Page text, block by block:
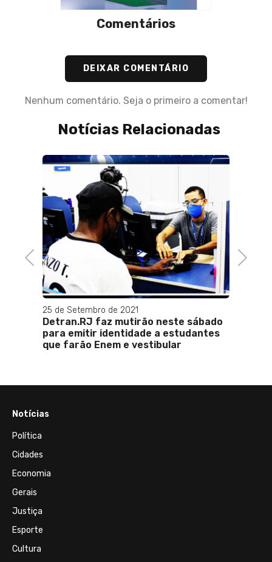
Comentários
DEIXAR COMENTÁRIO
Nenhum comentário. Seja o primeiro a comentar!
Notícias Relacionadas
Previous
25 de Setembro de 2021
Detran.RJ faz mutirão neste sábado
para emitir identidade a estudantes
que farão Enem e vestibular
Next
Notícias
Política
Cidades
Economia
Gerais
Justiça
Esporte
Cultura